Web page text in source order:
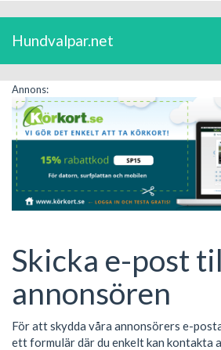
Hundvalpar.net
Annons:
Skicka e-post
annonsören
För att skydda våra annonsörers e-
ett formulär där du enkelt kan kontakta